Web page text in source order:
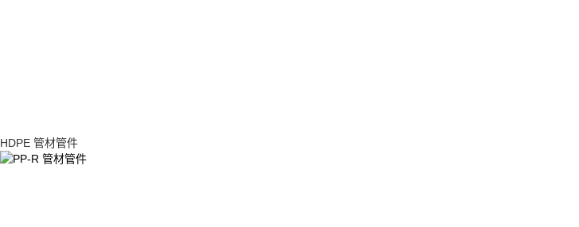
HDPE 管材管件